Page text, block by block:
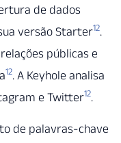
de dados
versão Starter12.
públicas e
12. A Keyhole analisa
e Twitter12.
de palavras-chave